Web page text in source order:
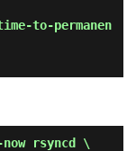
to-permanen
rsyncd \